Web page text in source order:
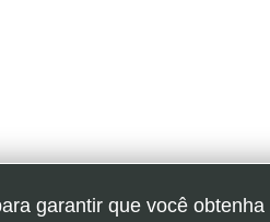
garantir que você